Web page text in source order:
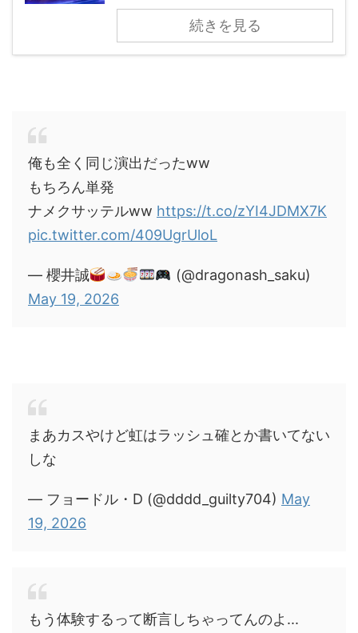
続きを見る
俺も全く同じ演出だったww
もちろん単発
ナメクサッテルww https://t.co/zYI4JDMX7K
pic.twitter.com/409UgrUloL
— 櫻井誠
(@dragonash_saku)
May 19, 2026
まあカスやけど虹はラッシュ確とか書いてない
しな
— フョードル・D (@dddd_guilty704) May
19, 2026
もう体験するって断言しちゃってんのよ...